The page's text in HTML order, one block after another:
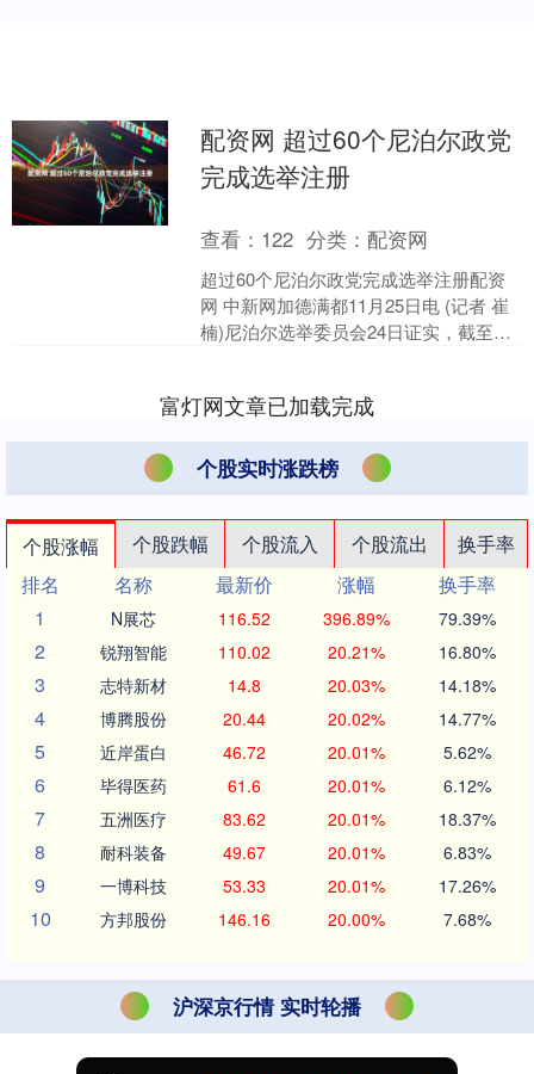
配资网 超过60个尼泊尔政党
完成选举注册
查看： 122 分类：配资网
超过60个尼泊尔政党完成选举注册配资
网 中新网加德满都11月25日电 (记者 崔
楠)尼泊尔选举委员会24日证实，截至目
富灯网文章已加载完成
个股实时涨跌榜
个股涨幅 个股跌幅 个股流入 个股流出
换手率
排名
名称 最新价 涨幅
换手率
1
N展芯 116.52 396.89% 79.39%
2 锐翔智能 110.02 20.21% 16.80%
3 志特新材 14.8 20.03% 14.18%
4 博腾股份 20.44 20.02% 14.77%
5 近岸蛋白 46.72 20.01% 5.62%
6 毕得医药 61.6 20.01% 6.12%
7 五洲医疗 83.62 20.01% 18.37%
8 耐科装备 49.67 20.01% 6.83%
9 一博科技 53.33 20.01% 17.26%
10 方邦股份 146.16 20.00% 7.68%
沪深京行情 实时轮播